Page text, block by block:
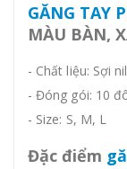
GĂNG TAY
MÀU BÀN,
- Chất liệu: Sợi
-Đóng gói: 10
- Size: S, M, L
Đặc điểm